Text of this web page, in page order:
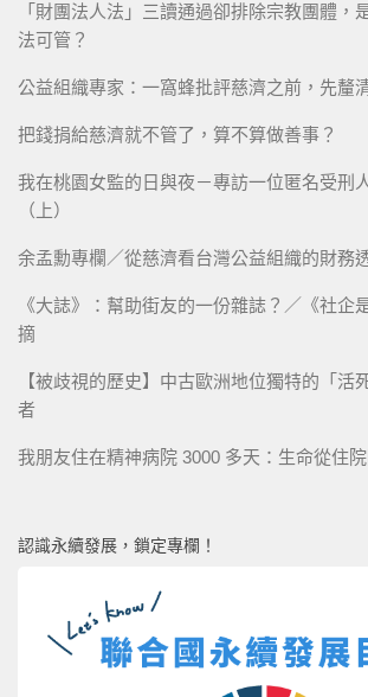
「財團法人法」三讀通過卻排除宗教團體，
法可管？
公益組織專家：一窩蜂批評慈濟之前，先釐
把錢捐給慈濟就不管了，算不算做善事？
我在桃園女監的日與夜－專訪一位匿名受刑
（上）
余孟勳專欄／從慈濟看台灣公益組織的財務
《大誌》：幫助街友的一份雜誌？／《社企
摘
【被歧視的歷史】中古歐洲地位獨特的「活
者
我朋友住在精神病院 3000 多天：生命從住
認識永續發展，鎖定專欄！